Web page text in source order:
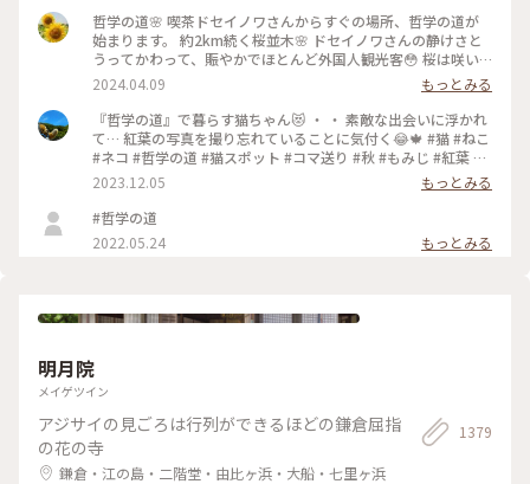
哲学の道🌸 喫茶ドセイノワさんからすぐの場所、哲学の道が
始まります。 約2km続く桜並木🌸 ドセイノワさんの静けさと
うってかわって、賑やかでほとんど外国人観光客😳 桜は咲い
ているのに異国を旅行しているような気分になります☺️ 途中
で霊鑑寺に寄りながら、気持ちのいいお散歩になりました🌸 #
哲学の道 #桜 #お花見 #京都 #春色さがし #電車旅
2024.04.09
もっとみる
『哲学の道』で暮らす猫ちゃん😻 ・ ・ 素敵な出会いに浮かれ
て… 紅葉の写真を撮り忘れていることに気付く😂🍁 #猫 #ねこ
#ネコ #哲学の道 #猫スポット #コマ送り #秋 #もみじ #紅葉 #
京都紅葉 #京都散策 #京都 #左京区 #岡崎エリア #kyoto #こと
りっぷ京都 #私のことりっぷ旅 #カフー
2023.12.05
もっとみる
#哲学の道
2022.05.24
もっとみる
明月院
メイゲツイン
アジサイの見ごろは行列ができるほどの鎌倉屈指
の花の寺
鎌倉・江の島・二階堂・由比ヶ浜・大船・七里ヶ浜
1379